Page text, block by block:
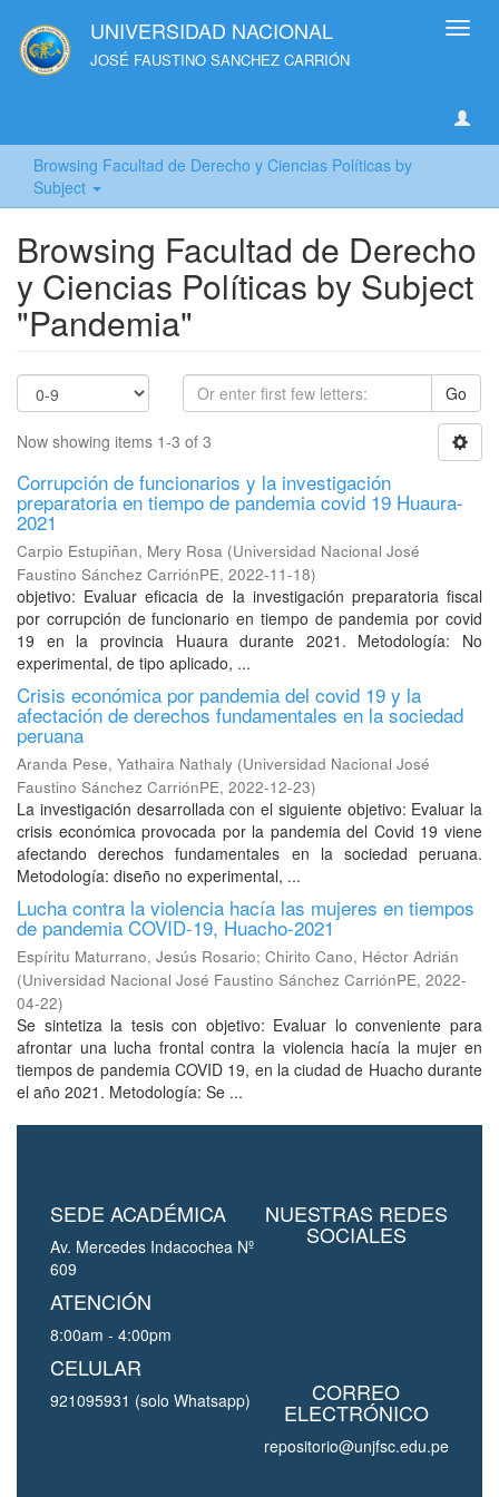
UNIVERSIDAD NACIONAL
JOSÉ FAUSTINO SANCHEZ CARRIÓN
Browsing Facultad de Derecho y Ciencias Políticas by
Subject
Browsing Facultad de Derecho
y Ciencias Políticas by Subject
"Pandemia"
Go
Now showing items 1-3 of 3
Corrupción de funcionarios y la investigación
preparatoria en tiempo de pandemia covid 19 Huaura-
2021
Carpio Estupiñan, Mery Rosa (Universidad Nacional José
Faustino Sánchez CarriónPE, 2022-11-18)
objetivo: Evaluar eficacia de la investigación preparatoria fiscal
por corrupción de funcionario en tiempo de pandemia por covid
19 en la provincia Huaura durante 2021. Metodología: No
experimental, de tipo aplicado, ...
Crisis económica por pandemia del covid 19 y la
afectación de derechos fundamentales en la sociedad
peruana
Aranda Pese, Yathaira Nathaly (Universidad Nacional José
Faustino Sánchez CarriónPE, 2022-12-23)
La investigación desarrollada con el siguiente objetivo: Evaluar la
crisis económica provocada por la pandemia del Covid 19 viene
afectando derechos fundamentales en la sociedad peruana.
Metodología: diseño no experimental, ...
Lucha contra la violencia hacía las mujeres en tiempos
de pandemia COVID-19, Huacho-2021
Espíritu Maturrano, Jesús Rosario; Chirito Cano, Héctor Adrián
(Universidad Nacional José Faustino Sánchez CarriónPE, 2022-
04-22)
Se sintetiza la tesis con objetivo: Evaluar lo conveniente para
afrontar una lucha frontal contra la violencia hacía la mujer en
tiempos de pandemia COVID 19, en la ciudad de Huacho durante
el año 2021. Metodología: Se ...
SEDE ACADÉMICA
Av. Mercedes Indacochea Nº
609
ATENCIÓN
8:00am - 4:00pm
CELULAR
921095931 (solo Whatsapp)
NUESTRAS REDES
SOCIALES
CORREO
ELECTRÓNICO
repositorio@unjfsc.edu.pe